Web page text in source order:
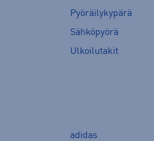
Pyöräilykypärä
Sähköpyörä
Ulkoilutakit
adidas